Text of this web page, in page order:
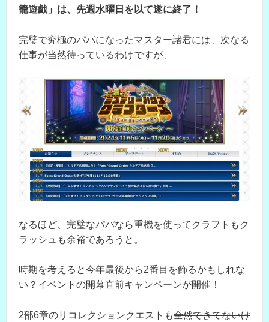
籠遊戯」は、先週水曜日を以て遂に終了！
完璧で究極のパパになったマスター諸君には、次なる
仕事が当然待っているわけですが、
なるほど、完璧なパパなら重機を使ってクラフトもク
ラッシュも余裕であろうと。
時期を考えると今年最後から2番目を飾るかもしれな
い？イベントの開幕直前キャンペーンが開催！
2部6章のリコレクションクエストも全然できてないけ